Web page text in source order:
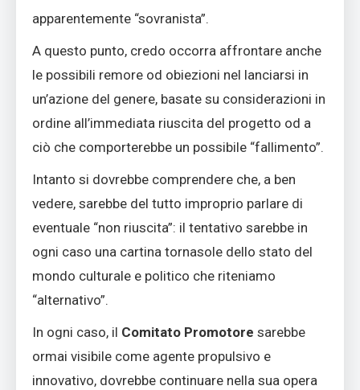
apparentemente “sovranista”.
A questo punto, credo occorra affrontare anche
le possibili remore od obiezioni nel lanciarsi in
un’azione del genere, basate su considerazioni in
ordine all’immediata riuscita del progetto od a
ciò che comporterebbe un possibile “fallimento”.
Intanto si dovrebbe comprendere che, a ben
vedere, sarebbe del tutto improprio parlare di
eventuale “non riuscita”: il tentativo sarebbe in
ogni caso una cartina tornasole dello stato del
mondo culturale e politico che riteniamo
“alternativo”.
In ogni caso, il Comitato Promotore sarebbe
ormai visibile come agente propulsivo e
innovativo, dovrebbe continuare nella sua opera